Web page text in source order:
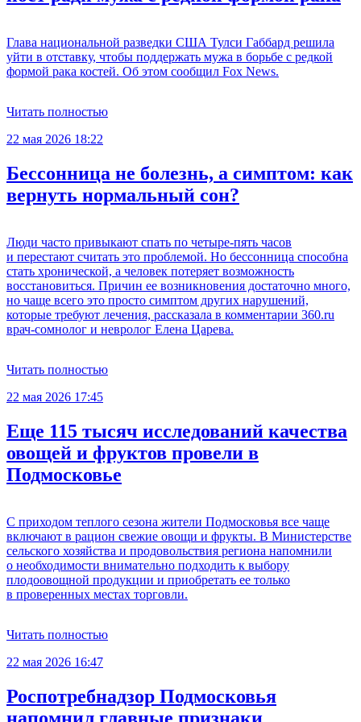
Глава национальной разведки США Тулси Габбард решила
уйти в отставку, чтобы поддержать мужа в борьбе с редкой
формой рака костей. Об этом сообщил Fox News.
Читать полностью
22 мая 2026 18:22
Бессонница не болезнь, а симптом: как
вернуть нормальный сон?
Люди часто привыкают спать по четыре-пять часов
и перестают считать это проблемой. Но бессонница способна
стать хронической, а человек потеряет возможность
восстановиться. Причин ее возникновения достаточно много,
но чаще всего это просто симптом других нарушений,
которые требуют лечения, рассказала в комментарии 360.ru
врач-сомнолог и невролог Елена Царева.
Читать полностью
22 мая 2026 17:45
Еще 115 тысяч исследований качества
овощей и фруктов провели в
Подмосковье
С приходом теплого сезона жители Подмосковья все чаще
включают в рацион свежие овощи и фрукты. В Министерстве
сельского хозяйства и продовольствия региона напомнили
о необходимости внимательно подходить к выбору
плодоовощной продукции и приобретать ее только
в проверенных местах торговли.
Читать полностью
22 мая 2026 16:47
Роспотребнадзор Подмосковья
напомнил главные признаки